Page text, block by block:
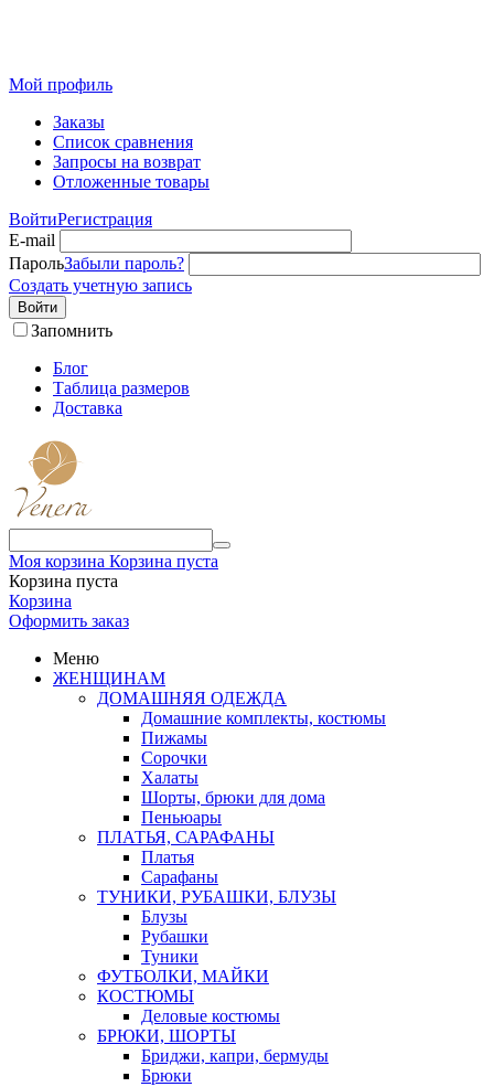
Мой профиль
Заказы
Список сравнения
Запросы на возврат
Отложенные товары
ВойтиРегистрация
E-mail
ПарольЗабыли пароль?
Создать учетную запись
Войти
Запомнить
Блог
Таблица размеров
Доставка
Моя корзина Корзина пуста
Корзина пуста
Корзина
Оформить заказ
Меню
ЖЕНЩИНАМ
ДОМАШНЯЯ ОДЕЖДА
Домашние комплекты, костюмы
Пижамы
Сорочки
Халаты
Шорты, брюки для дома
Пеньюары
ПЛАТЬЯ, САРАФАНЫ
Платья
Сарафаны
ТУНИКИ, РУБАШКИ, БЛУЗЫ
Блузы
Рубашки
Туники
ФУТБОЛКИ, МАЙКИ
КОСТЮМЫ
Деловые костюмы
БРЮКИ, ШОРТЫ
Бриджи, капри, бермуды
Брюки